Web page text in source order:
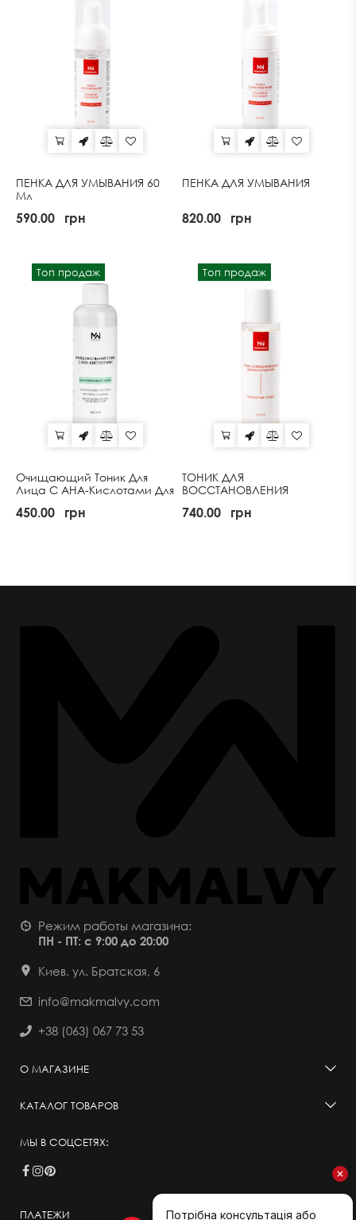
ПЕНКА ДЛЯ УМЫВАНИЯ 60
Мл
590.00 грн
ПЕНКА ДЛЯ УМЫВАНИЯ
820.00 грн
Топ продаж
Очищающий Тоник Для
Лица С АНА-Кислотами Для
Проблемной Кожи
450.00 грн
Топ продаж
ТОНИК ДЛЯ
ВОССТАНОВЛЕНИЯ
740.00 грн
Режим работы магазина:
ПН - ПТ: с 9:00 до 20:00
Киев, ул. Братская, 6
info@makmalvy.com
+38 (063) 067 73 53
О МАГАЗИНЕ
КАТАЛОГ ТОВАРОВ
МЫ В СОЦСЕТЯХ:
ПЛАТЕЖИ